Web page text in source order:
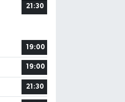
21:30
19:00
19:00
21:30